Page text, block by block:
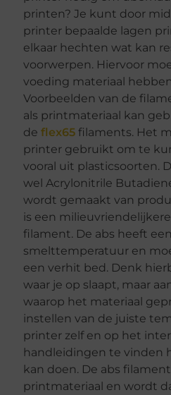
printen? Je kunt door
printer bepaalde lagen
elkaar hechten wat kan
voorwerpen. Hiervoor
voeding materiaal
Voorbeelden van de
als printmateriaal kan
deflex65 filaments. Het
printer gebruikt om te
vooral uit plasticsoorten.
wel Acrylonitrile
wordt gemaakt van
is een
filament. De abs heeft
smelttemperatuur en
een verhit bed. Denk
waar je op slaapt, maar
waarop het materiaal
instellen van de juiste
printer zelf en op het
handleidingen te vinden
kan doen. De abs
printmateriaal en wordt